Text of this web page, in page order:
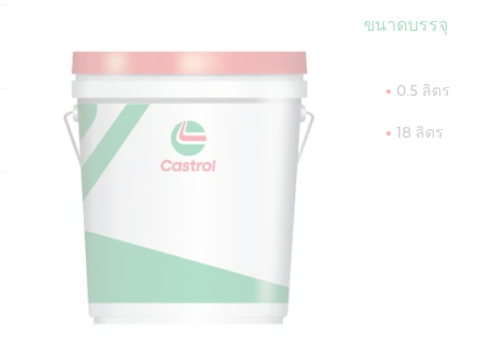
ขนาดบรรจุ
0.5 ลิตร
18 ลิตร